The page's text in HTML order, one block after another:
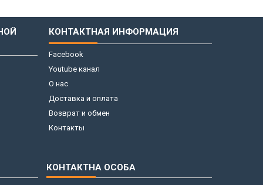
КОНТАКТНАЯ ИНФОРМАЦИЯ
Facebook
Youtube канал
О нас
Доставка и оплата
Возврат и обмен
Контакты